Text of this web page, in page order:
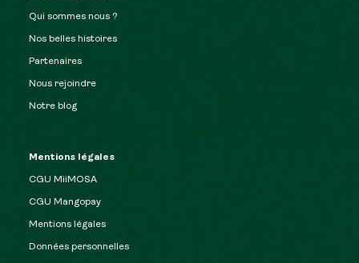
Qui sommes nous ?
Nos belles histoires
Partenaires
Nous rejoindre
Notre blog
Mentions légales
CGU MiiMOSA
CGU Mangopay
Mentions légales
Données personnelles